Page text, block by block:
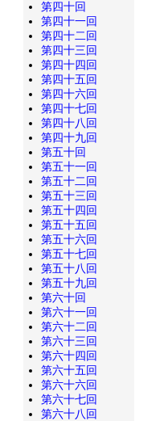
第四十回
第四十一回
第四十二回
第四十三回
第四十四回
第四十五回
第四十六回
第四十七回
第四十八回
第四十九回
第五十回
第五十一回
第五十二回
第五十三回
第五十四回
第五十五回
第五十六回
第五十七回
第五十八回
第五十九回
第六十回
第六十一回
第六十二回
第六十三回
第六十四回
第六十五回
第六十六回
第六十七回
第六十八回